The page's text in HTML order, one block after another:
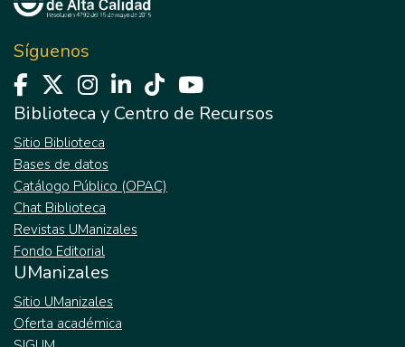
Síguenos
Biblioteca y Centro de Recursos
Sitio Biblioteca
Bases de datos
Catálogo Público (OPAC)
Chat Biblioteca
Revistas UManizales
Fondo Editorial
UManizales
Sitio UManizales
Oferta académica